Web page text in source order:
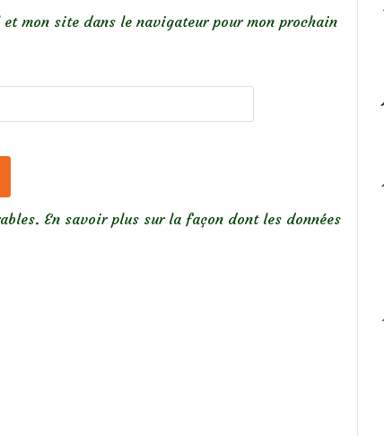
mon site dans le navigateur pour mon prochain
En savoir plus sur la façon dont les données